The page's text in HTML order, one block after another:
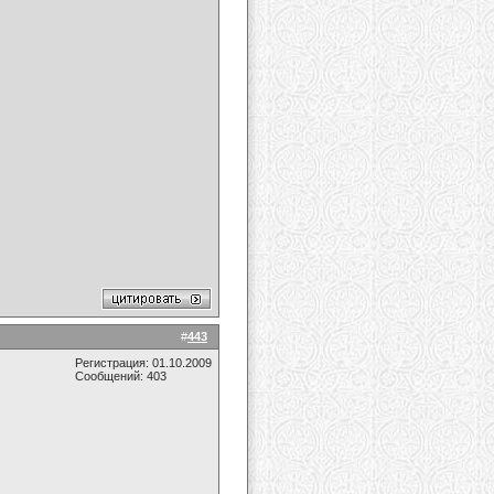
#443
Регистрация: 01.10.2009
Сообщений: 403